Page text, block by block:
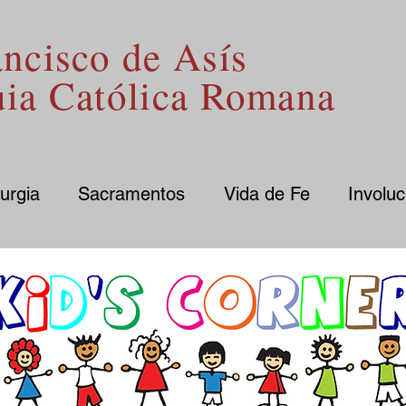
de Asís
Católica Romana
Sacramentos Vida de Fe